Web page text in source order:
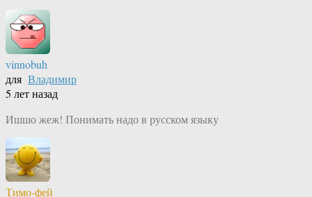
vinnobuh
для Владимир
5 лет назад
Ишшо жеж! Понимать надо в русском языку
Тимо-фей